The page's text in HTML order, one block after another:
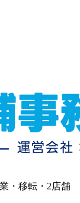
・移転・2店舗